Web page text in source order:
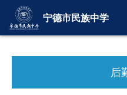
宁德市民族中学
后